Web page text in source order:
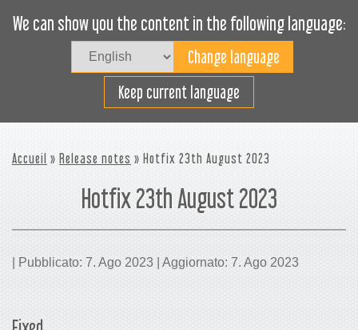
We can show you the content in the following language:
Keep current language
Carica efficacemente
Accueil » Release notes » Hotfix 23th August 2023
Hotfix 23th August 2023
| Pubblicato: 7. Ago 2023 | Aggiornato: 7. Ago 2023